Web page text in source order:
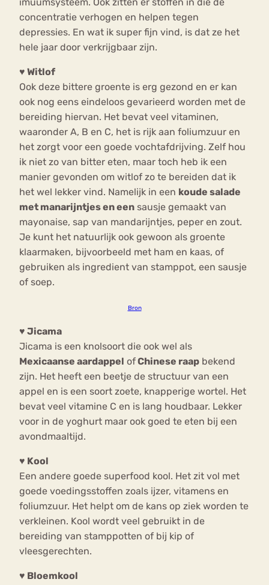
imuumsysteem. Ook zitten er stoffen in die de
concentratie verhogen en helpen tegen
depressies. En wat ik super fijn vind, is dat ze het
hele jaar door verkrijgbaar zijn.
♥ Witlof
Ook deze bittere groente is erg gezond en er kan
ook nog eens eindeloos gevarieerd worden met de
bereiding hiervan. Het bevat veel vitaminen,
waaronder A, B en C, het is rijk aan foliumzuur en
het zorgt voor een goede vochtafdrijving. Zelf hou
ik niet zo van bitter eten, maar toch heb ik een
manier gevonden om witlof zo te bereiden dat ik
het wel lekker vind. Namelijk in een koude salade
met manarijntjes en een sausje gemaakt van
mayonaise, sap van mandarijntjes, peper en zout.
Je kunt het natuurlijk ook gewoon als groente
klaarmaken, bijvoorbeeld met ham en kaas, of
gebruiken als ingredient van stamppot, een sausje
of soep.
Bron
♥ Jicama
Jicama is een knolsoort die ook wel als
Mexicaanse aardappel ofChinese raap bekend
zijn. Het heeft een beetje de structuur van een
appel en is een soort zoete, knapperige wortel. Het
bevat veel vitamine C en is lang houdbaar. Lekker
voor in de yoghurt maar ook goed te eten bij een
avondmaaltijd.
♥ Kool
Een andere goede superfood kool. Het zit vol met
goede voedingsstoffen zoals ijzer, vitamens en
foliumzuur. Het helpt om de kans op ziek worden te
verkleinen. Kool wordt veel gebruikt in de
bereiding van stamppotten of bij kip of
vleesgerechten.
♥ Bloemkool